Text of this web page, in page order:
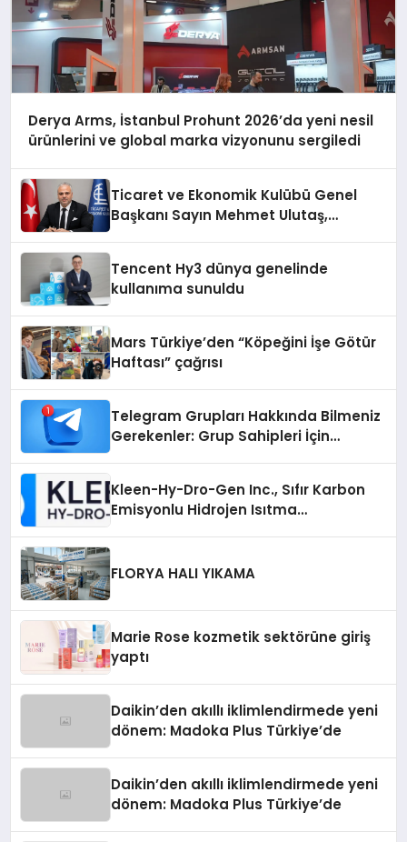
Derya Arms, İstanbul Prohunt 2026’da yeni nesil
ürünlerini ve global marka vizyonunu sergiledi
Ticaret ve Ekonomik Kulübü Genel
Başkanı Sayın Mehmet Ulutaş,
Tencent Hy3 dünya genelinde
kullanıma sunuldu
Mars Türkiye’den “Köpeğini İşe Götür
Haftası” çağrısı
Telegram Grupları Hakkında Bilmeniz
Gerekenler: Grup Sahipleri İçin
Kleen-Hy-Dro-Gen Inc., Sıfır Karbon
Emisyonlu Hidrojen Isıtma
FLORYA HALI YIKAMA
Marie Rose kozmetik sektörüne giriş
yaptı
Daikin’den akıllı iklimlendirmede yeni
dönem: Madoka Plus Türkiye’de
Daikin’den akıllı iklimlendirmede yeni
dönem: Madoka Plus Türkiye’de